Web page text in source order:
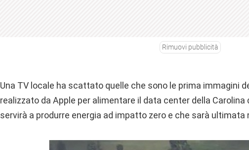
Rimuovi pubblicità
Una TV locale ha scattato quelle che sono le prima immagini
realizzato da Apple per alimentare il data center della Carolina
servirà a produrre energia ad impatto zero e che sarà ultimata